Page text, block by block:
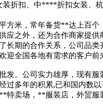
折扣、中****折扣女装
方米，常年备货**达上百
之外，还为合作商家提
期的合作关系，公司品
全国各地有需求的客户前
。公司实力雄厚，现有
过多年的积累,已和国内
卖场，**服装店，外贸服